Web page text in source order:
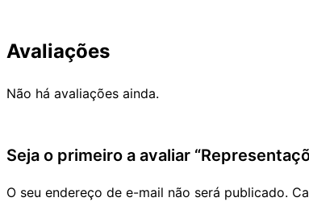
Avaliações
Não há avaliações ainda.
Seja o primeiro a avaliar
O seu endereço de e-mail não será publicado.